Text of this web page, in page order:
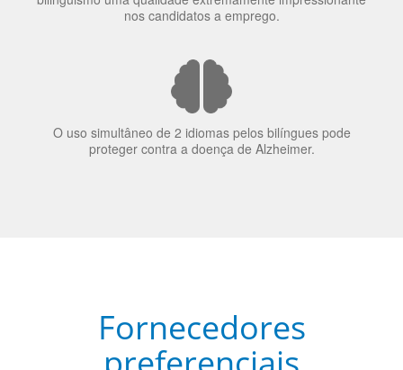
O uso simultâneo de 2 idiomas pelos bilíngues pode
proteger contra a doença de Alzheimer.
preferenciais
A Language Trainers é fornecedora preferencial de
cursos para